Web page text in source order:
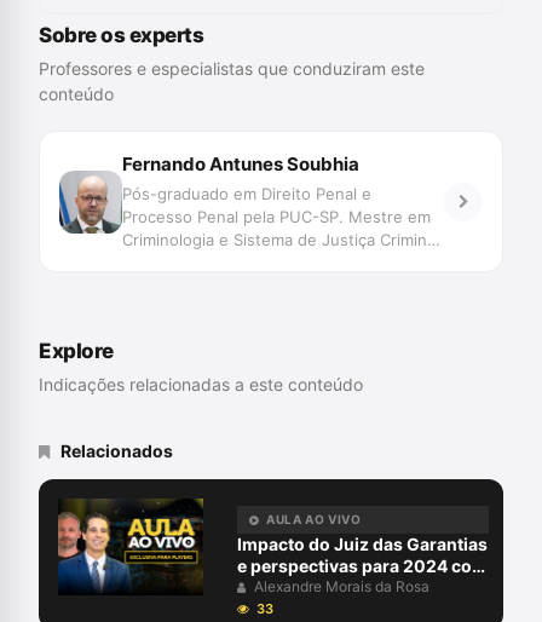
Sobre os experts
Professores e especialistas que conduziram este
conteúdo
Fernando Antunes Soubhia
Pós-graduado em Direito Penal e
Processo Penal pela PUC-SP. Mestre em
Criminologia e Sistema de Justiça Criminal
Explore
Indicações relacionadas a este conteúdo
Relacionados
AULA AO VIVO
Impacto do Juiz das Garantias
e perspectivas para 2024 com
Alexandre Morais da Rosa e
Aury Lopes Jr
Alexandre Morais da Rosa
33